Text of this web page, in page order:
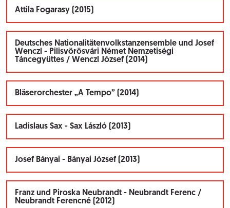
Attila Fogarasy (2015)
Deutsches Nationalitätenvolkstanzensemble und Josef
Wenczl - Pilisvörösvári Német Nemzetiségi
Táncegyüttes / Wenczl József (2014)
Bläserorchester „A Tempo” (2014)
Ladislaus Sax - Sax László (2013)
Josef Bányai - Bányai József (2013)
Franz und Piroska Neubrandt - Neubrandt Ferenc /
Neubrandt Ferencné (2012)